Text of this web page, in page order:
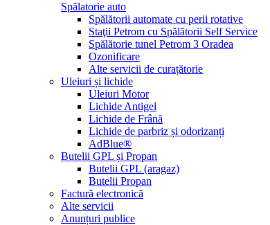
Spălatorie auto
Spălătorii automate cu perii rotative
Staţii Petrom cu Spălătorii Self Service
Spălătorie tunel Petrom 3 Oradea
Ozonificare
Alte servicii de curațătorie
Uleiuri și lichide
Uleiuri Motor
Lichide Antigel
Lichide de Frână
Lichide de parbriz și odorizanți
AdBlue®
Butelii GPL și Propan
Butelii GPL (aragaz)
Butelii Propan
Factură electronică
Alte servicii
Anunțuri publice